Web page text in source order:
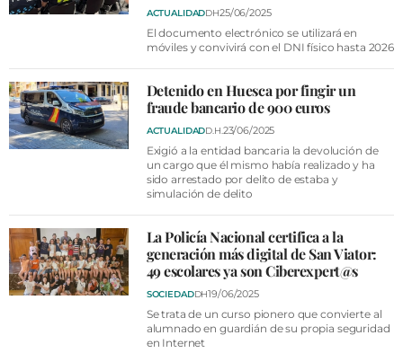
ACTUALIDADDH25/06/2025
El documento electrónico se utilizará en
móviles y convivirá con el DNI físico hasta 2026
Detenido en Huesca por fingir un
fraude bancario de 900 euros
ACTUALIDADD.H. 23/06/2025
Exigió a la entidad bancaria la devolución de
un cargo que él mismo había realizado y ha
sido arrestado por delito de estaba y
simulación de delito
La Policía Nacional certifica a la
generación más digital de San Viator:
49 escolares ya son Ciberexpert@s
SOCIEDADDH19/06/2025
Se trata de un curso pionero que convierte al
alumnado en guardián de su propia seguridad
en Internet